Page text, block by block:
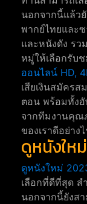
นอกจากนี้แล้ว
พากย์ไทยและ
และหนังดัง รว
หมู่ให้เลือกรับ
ออนไลน์ HD,
เสียเงินสมัครส
ตอน พร้อมทั้งอั
จากทีมงานคุณ
ของเราดีอย่าง
ดูหนังให
ดูหนังใหม่
เลือกที่ดีที่สุด ส
นอกจากนี้ยังส